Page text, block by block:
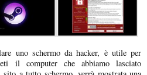
uno schermo da hacker, è utile per
il computer che abbiamo lasciato